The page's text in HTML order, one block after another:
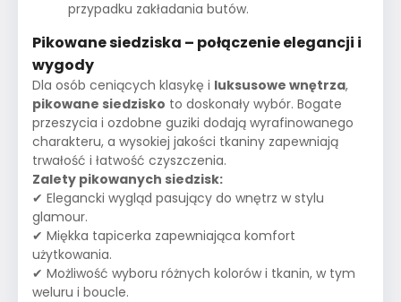
przypadku zakładania butów.
Pikowane siedziska – połączenie elegancji i
wygody
Dla osób ceniących klasykę i luksusowe wnętrza,
pikowane siedzisko to doskonały wybór. Bogate
przeszycia i ozdobne guziki dodają wyrafinowanego
charakteru, a wysokiej jakości tkaniny zapewniają
trwałość i łatwość czyszczenia.
Zalety pikowanych siedzisk:
✔ Elegancki wygląd pasujący do wnętrz w stylu
glamour.
✔ Miękka tapicerka zapewniająca komfort
użytkowania.
✔ Możliwość wyboru różnych kolorów i tkanin, w tym
weluru i boucle.